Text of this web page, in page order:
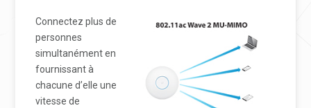
Connectez plus de
personnes
simultanément en
fournissant à
chacune d’elle une
vitesse de